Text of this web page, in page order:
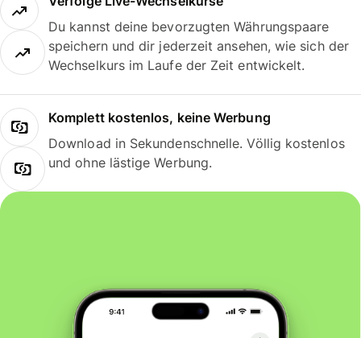
Du kannst deine bevorzugten Währungspaare
speichern und dir jederzeit ansehen, wie sich der
Wechselkurs im Laufe der Zeit entwickelt.
Komplett kostenlos, keine Werbung
Download in Sekundenschnelle. Völlig kostenlos
und ohne lästige Werbung.